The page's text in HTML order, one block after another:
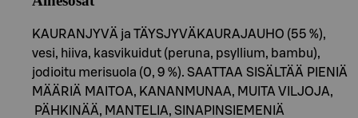
KAURANJYVÄ ja TÄYSJYVÄKAURAJAUHO (55 %),
vesi, hiiva, kasvikuidut (peruna, psyllium, bambu),
jodioitu merisuola (0, 9 %). SAATTAA SISÄLTÄÄ PIENIÄ
MÄÄRIÄ MAITOA, KANANMUNAA, MUITA VILJOJA,
PÄHKINÄÄ, MANTELIA, SINAPINSIEMENIÄ